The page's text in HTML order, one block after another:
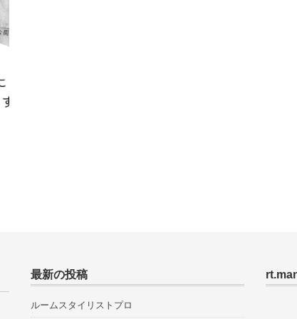
最新の投稿
ルームスタイリストプロ